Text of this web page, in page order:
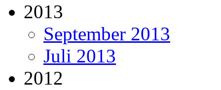
2013
September 2013
Juli 2013
2012